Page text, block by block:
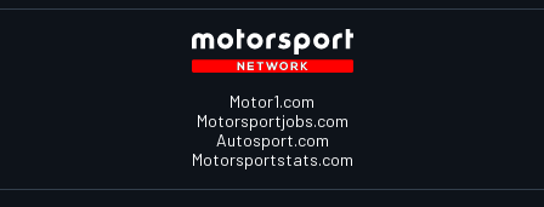
Motor1.com
Motorsportjobs.com
Autosport.com
Motorsportstats.com